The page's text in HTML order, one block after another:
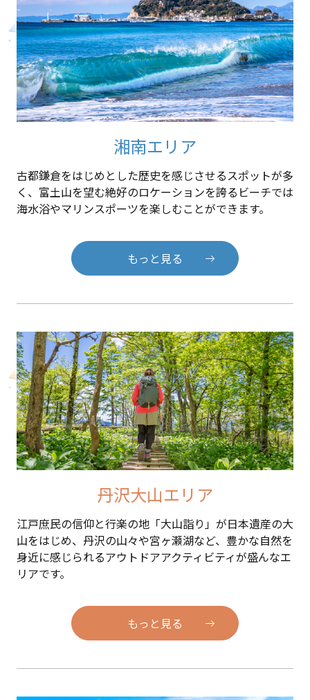
湘南エリア
古都鎌倉をはじめとした歴史を感じさせるスポットが多
く、富土山を望む絶好のロケーションを誇るビーチでは
海水浴やマリンスポーツを楽しむことができます。
もっと見る
丹沢大山エリア
江戸庶民の信仰と行楽の地「大山詣り」が日本遺産の大
山をはじめ、丹沢の山々や宮ヶ瀬湖など、豊かな自然を
身近に感じられるアウトドアアクティビティが盛んなエ
リアです。
もっと見る